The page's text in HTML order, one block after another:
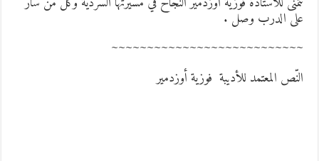
الدرب وصل .
المعتمد للأديبة فوزية أوزدمير